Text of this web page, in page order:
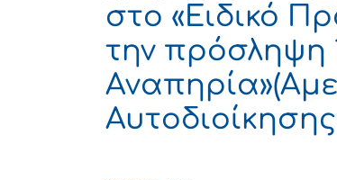
στο «Ειδικό
την πρόσληψη